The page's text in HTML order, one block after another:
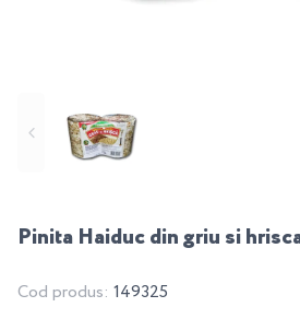
Pinita Haiduc din griu si
Cod produs: 149325